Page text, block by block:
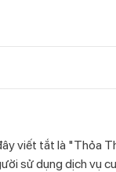
viết tắt là "Thỏa
sử dụng dịch vụ